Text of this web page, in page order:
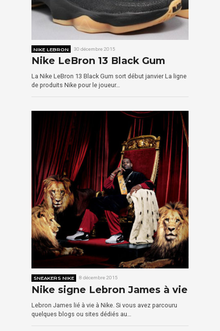
NIKE LEBRON 30 décembre 2015
Nike LeBron 13 Black Gum
La Nike LeBron 13 Black Gum sort début janvier La ligne
de produits Nike pour le joueur…
SNEAKERS NIKE 8 décembre 2015
Nike signe Lebron James à vie
Lebron James lié à vie à Nike. Si vous avez parcouru
quelques blogs ou sites dédiés au…